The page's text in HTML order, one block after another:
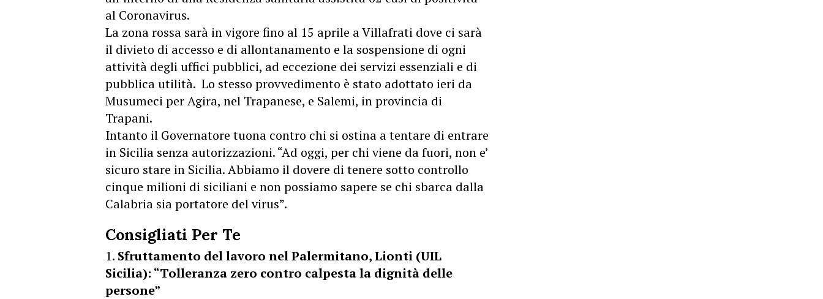
al Coronavirus.
La zona rossa sarà in vigore fino al 15 aprile a Villafrati dove ci sarà
il divieto di accesso e di allontanamento e la sospensione di ogni
attività degli uffici pubblici, ad eccezione dei servizi essenziali e di
pubblica utilità. Lo stesso provvedimento è stato adottato ieri da
Musumeci per Agira, nel Trapanese, e Salemi, in provincia di
Trapani.
Intanto il Governatore tuona contro chi si ostina a tentare di entrare
in Sicilia senza autorizzazioni. “Ad oggi, per chi viene da fuori, non e’
sicuro stare in Sicilia. Abbiamo il dovere di tenere sotto controllo
cinque milioni di siciliani e non possiamo sapere se chi sbarca dalla
Calabria sia portatore del virus”.
Consigliati Per Te
Sfruttamento del lavoro nel Palermitano, Lionti (UIL
Sicilia): “Tolleranza zero contro calpesta la dignità delle
persone”